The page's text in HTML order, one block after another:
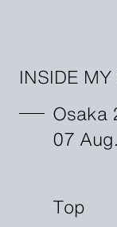
INSIDE
Osaka
07
Top